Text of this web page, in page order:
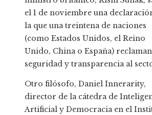
el 1 de noviembre una
la que una treintena de naciones
(como Estados Unidos, el Reino
Unido, China o España) reclaman
seguridad y transparencia al
Otro filósofo, Daniel Innerarity,
director de la cátedra de
Artificial y Democracia en el